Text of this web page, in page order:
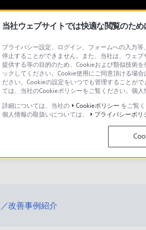
ト・お問い合わせ その他のデジタル
取扱説明書
改善事例紹介
当社ウェブサイトでは快適な閲覧のため
プライバシー設定、ログイン、フォームへの入力
停止することができません。また、当社は、ウェ
提供する等の目的のため、Cookieおよび類似技術
ックしてください。Cookie使用にご同意頂ける場
ださい。Cookieの設定をいつでも管理することが
ては、当社のCookieポリシーをご覧ください。個
詳細については、当社の
Cookieポリシー をご覧く
個人情報の取扱いについては、
プライバシーポリ